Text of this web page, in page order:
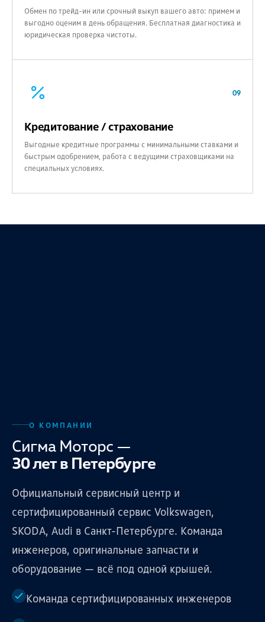
Обмен по трейд-ин или срочный выкуп вашего авто: примем и
выгодно оценим в день обращения. Бесплатная диагностика и
юридическая проверка чистоты.
09
Кредитование / страхование
Выгодные кредитные программы с минимальными ставками и
быстрым одобрением, работа с ведущими страховщиками на
специальных условиях.
О КОМПАНИИ
Сигма Моторс —
30 лет в Петербурге
Официальный сервисный центр и
сертифицированный сервис Volkswagen,
SKODA, Audi в Санкт-Петербурге. Команда
инженеров, оригинальные запчасти и
оборудование — всё под одной крышей.
Команда сертифицированных инженеров